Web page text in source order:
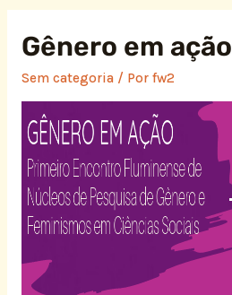
Gênero em ação
Sem categoria/ Por fw2